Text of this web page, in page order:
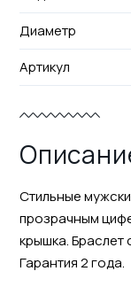
Диаметр
Артикул
Стильные
прозрачным
крышка. Браслет
Гарантия 2 года.